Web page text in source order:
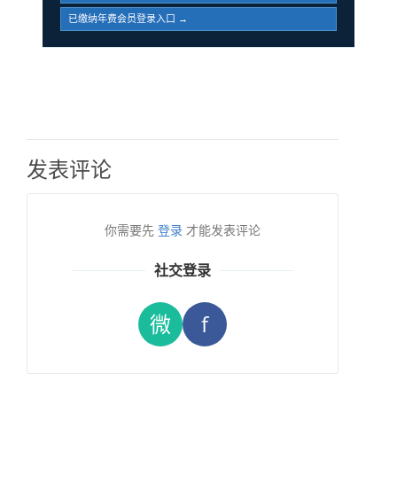
已缴纳年费会员登录入口 →
发表评论
你需要先 登录 才能发表评论
社交登录
微 f